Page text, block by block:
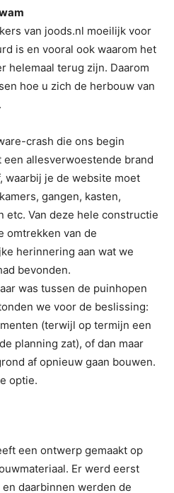
van joods.nl moeilijk voor
is en vooral ook waarom het
helemaal terug zijn. Daarom
hoe u zich de herbouw van
crash die ons begin
allesverwoestende brand
waarbij je de website moet
gangen, kasten,
etc. Van deze hele constructie
omtrekken van de
herinnering aan wat we
bevonden.
was tussen de puinhopen
we voor de beslissing:
(terwijl op termijn een
planning zat), of dan maar
af opnieuw gaan bouwen.
optie.
een ontwerp gemaakt op
Er werd eerst
daarbinnen werden de